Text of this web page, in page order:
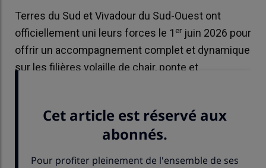
Terres du Sud et Vivadour du Sud-Ouest ont
officiellement uni leurs forces le 1 erjuin 2026 pour
offrir un accompagnement complet et dynamique
sur les filières volaille de chair, ponte et